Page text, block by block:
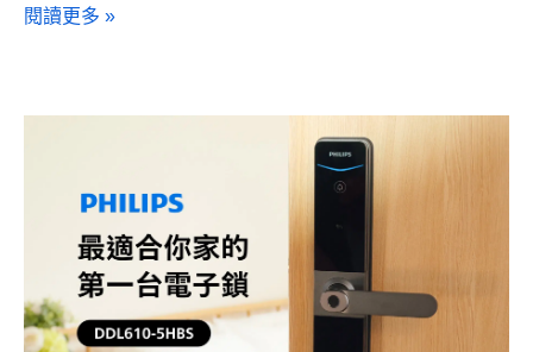
閱讀更多 »